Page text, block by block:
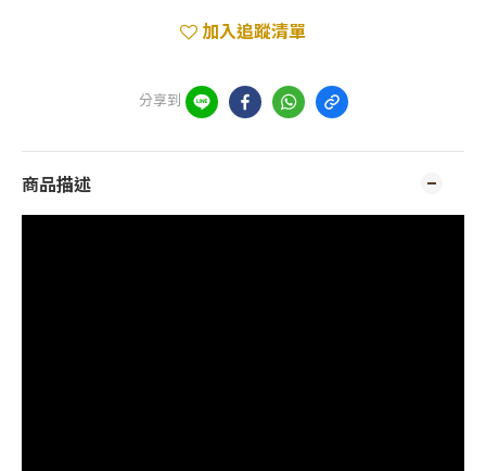
加入追蹤清單
分享到
商品描述